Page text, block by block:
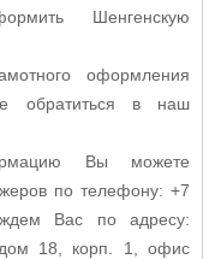
Шенгенскую
оформления
обратиться в наш
Вы можете
по телефону: +7
Вас по адресу:
дом 18, корп. 1, офис